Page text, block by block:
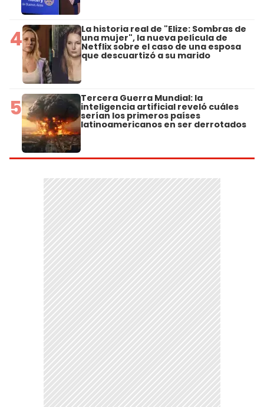
4 La historia real de "Elize: Sombras de
una mujer", la nueva película de
Netflix sobre el caso de una esposa
que descuartizó a su marido
5 Tercera Guerra Mundial: la
inteligencia artificial reveló cuáles
serían los primeros países
latinoamericanos en ser derrotados